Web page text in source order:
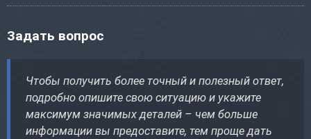
Задать вопрос
Чтобы получить более точный и полезный ответ,
подробно опишите свою ситуацию и укажите
максимум значимых деталей – чем больше
информации вы предоставите, тем проще дать